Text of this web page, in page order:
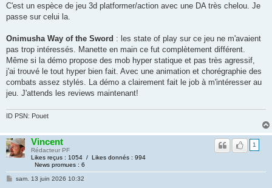
C'est un espèce de jeu 3d platformer/action avec une DA très chelou. Je
passe sur celui la.
Onimusha Way of the Sword : les state of play sur ce jeu ne m'avaient
pas trop intéressés. Manette en main ce fut complètement différent.
Même si la démo propose des mob hyper statique et pas très agressif,
j'ai trouvé le tout hyper bien fait. Avec une animation et chorégraphie des
combats assez stylés. La démo a clairement fait le job à m'intéresser au
jeu. J'attends les reviews maintenant!
ID PSN: Pouet
Vincent
Rédacteur PF
Likes reçus : 1054 / Likes donnés : 994
News promues : 6
1
sam. 13 juin 2026 10:32